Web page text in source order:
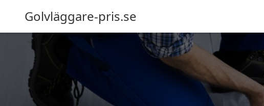
Golvläggare-pris.se